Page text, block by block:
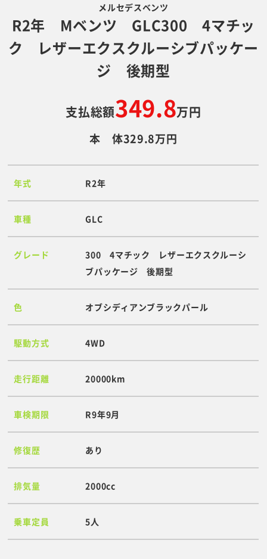
メルセデスベンツ
R2年 Mベンツ GLC300 4マチッ
ク レザーエクスクルーシブパッケー
ジ 後期型
支払総額349.8万円
本 体329.8万円
年式 R2年
車種 GLC
グレード
300 4マチック レザーエクスクルーシ
ブパッケージ 後期型
色 オブシディアンブラックパール
駆動方式 4WD
走行距離 20000km
車検期限 R9年9月
修復歴 あり
排気量 2000cc
乗車定員 5人